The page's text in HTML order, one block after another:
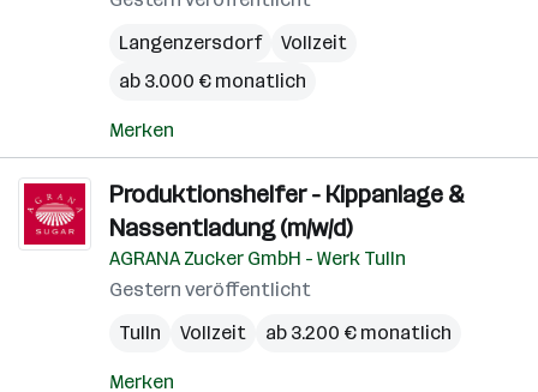
Langenzersdorf
Vollzeit
ab 3.000 € monatlich
Merken
Produktionshelfer - Kippanlage &
Nassentladung (m/w/d)
AGRANA Zucker GmbH - Werk Tulln
Gestern veröffentlicht
Tulln
Vollzeit ab 3.200 € monatlich
Merken